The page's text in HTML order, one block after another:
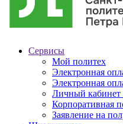
Сервисы
Мой политех
Электронная
Электронная
Личный кабинет
Корпоративная
Заявление на